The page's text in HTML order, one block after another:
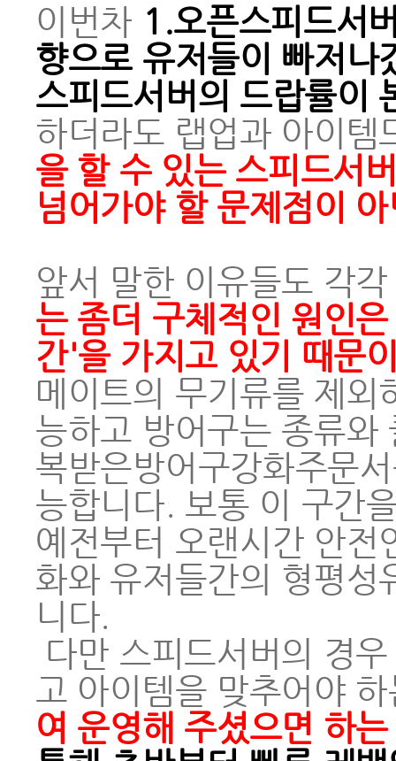
이번차 1.오픈스피드서
향으로 유저들이 빠저
스피드서버의 드랍률이
하더라도 랩업과 아이
을 할 수 있는 스피드서
넘어가야 할 문제점이
앞서 말한 이유들도 각
는 좀더 구체적인 원인
간'을 가지고 있기 때문
메이트의 무기류를 제
능하고 방어구는 종류
복받은방어구강화주문
능합니다. 보통 이 구간
예전부터 오랜시간 안전
화와 유저들간의 형평성
니다.
다만 스피드서버의 경
고 아이템을 맞추어야
여 운영해 주셨으면 하